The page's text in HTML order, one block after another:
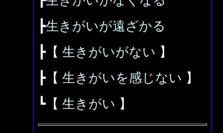
┣生きがいが遠ざかる
┣【 生きがいがない 】
┣【 生きがいを感じない 】
┗【 生きがい 】